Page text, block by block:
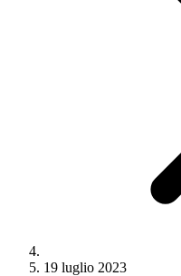
19 luglio 2023